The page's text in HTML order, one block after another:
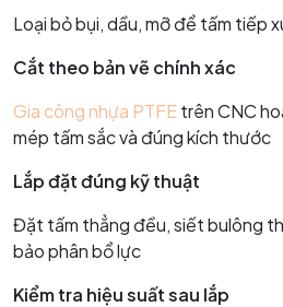
Loại bỏ bụi, dầu, mỡ để tấm tiếp
Cắt theo bản vẽ chính xác
Gia công nhựa PTFEtrên CNC
mép tấm sắc và đúng kích thước
Lắp đặt đúng kỹ thuật
Đặt tấm thẳng đều, siết bulông
bảo phân bổ lực
Kiểm tra hiệu suất sau lắp